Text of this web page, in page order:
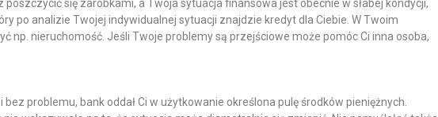
się zarobkami, a Twoja sytuacja finansowa jest obecnie w słabej kondycji,
po analizie Twojej indywidualnej sytuacji znajdzie kredyt dla Ciebie. W Twoim
np. nieruchomość. Jeśli Twoje problemy są przejściowe może pomóc Ci inna osoba,
problemu, bank oddał Ci w użytkowanie określona pulę środków pieniężnych.